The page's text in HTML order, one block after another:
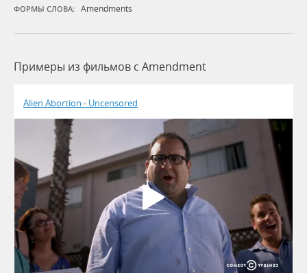
ФОРМЫ СЛОВА: Amendments
Примеры из фильмов c Amendment
Alien Abortion - Uncensored